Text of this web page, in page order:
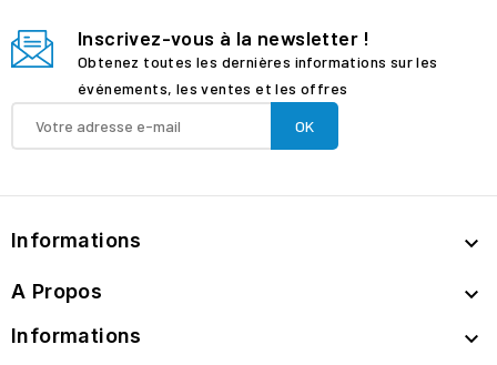
Inscrivez-vous à la newsletter !
Obtenez toutes les dernières informations sur les
événements, les ventes et les offres
Informations 
A Propos 
Informations 